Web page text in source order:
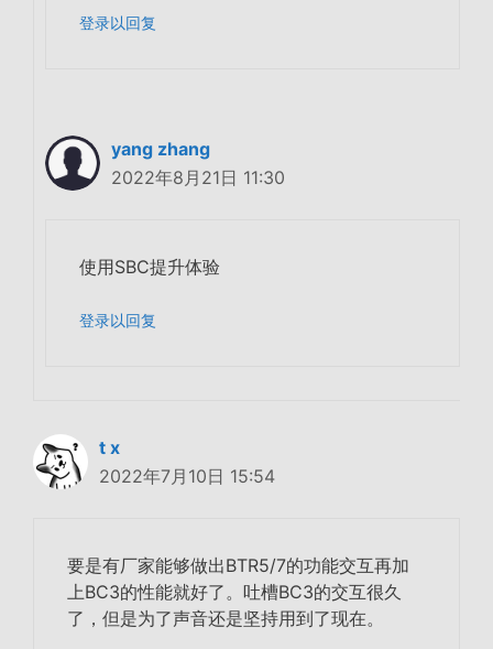
登录以回复
yang zhang
2022年8月21日 11:30
使用SBC提升体验
登录以回复
t x
2022年7月10日 15:54
要是有厂家能够做出BTR5/7的功能交互再加
上BC3的性能就好了。吐槽BC3的交互很久
了，但是为了声音还是坚持用到了现在。